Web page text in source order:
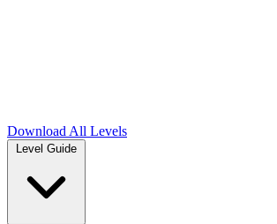
Download All Levels
Level Guide